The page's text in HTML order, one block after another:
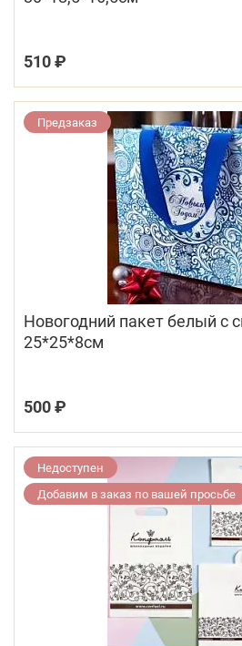
510 ₽
Предзаказ
Новогодний пакет белый с
25*25*8см
500 ₽
Недоступен
Добавим в заказ по вашей просьбе